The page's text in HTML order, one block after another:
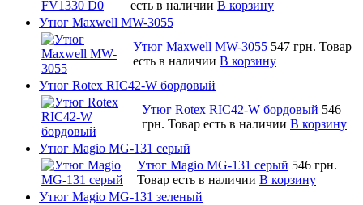
есть в наличии В корзину
Утюг Maxwell MW-3055
Утюг Maxwell MW-3055 547 грн. Товар
есть в наличии В корзину
Утюг Rotex RIC42-W бордовый
Утюг Rotex RIC42-W бордовый 546
грн. Товар есть в наличии В корзину
Утюг Magio MG-131 серый
Утюг Magio MG-131 серый 546 грн.
Товар есть в наличии В корзину
Утюг Magio MG-131 зеленый